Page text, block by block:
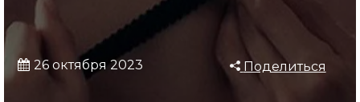
26 октября 2023 Поделиться